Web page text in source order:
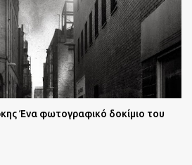
Ένα φωτογραφικό δοκίμιο του